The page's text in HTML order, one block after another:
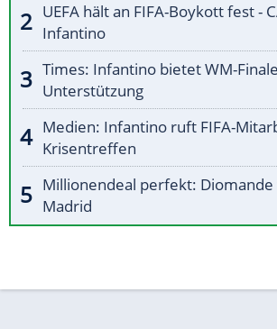
UEFA hält an FIFA-Boykott fest -
Infantino
Times: Infantino bietet WM-
Unterstützung
Medien: Infantino ruft FIFA-
Krisentreffen
Millionendeal perfekt: Diomande
Madrid